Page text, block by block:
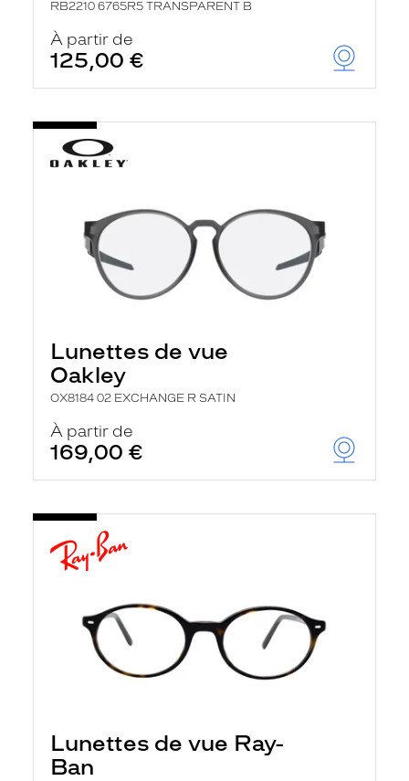
RB2210 6765R5 TRANSPARENT B
À partir de
125,00 €
Lunettes de vue
Oakley
OX8184 02 EXCHANGE R SATIN
À partir de
169,00 €
Lunettes de vue Ray-
Ban